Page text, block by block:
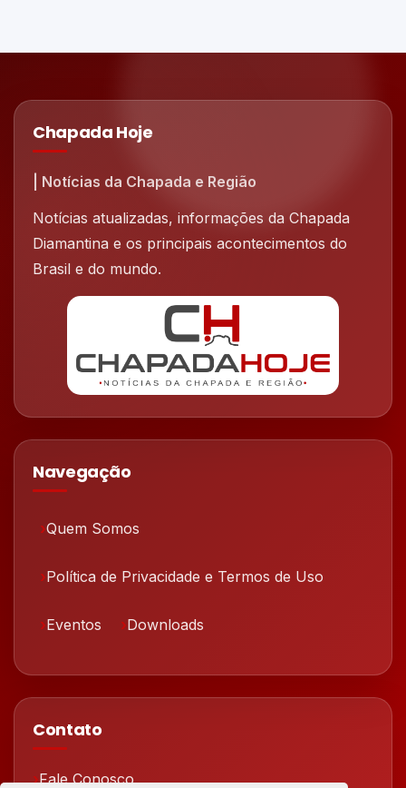
Chapada Hoje
| Notícias da Chapada e Região
Notícias atualizadas, informações da Chapada
Diamantina e os principais acontecimentos do
Brasil e do mundo.
Navegação
Quem Somos
Política de Privacidade e Termos de Uso
Eventos Downloads
Contato
Fale Conosco